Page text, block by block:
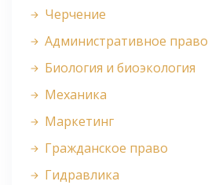
Черчение
Административное право
Биология и биоэкология
Механика
Маркетинг
Гражданское право
Гидравлика